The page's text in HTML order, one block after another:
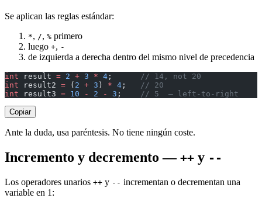
Se aplican las reglas estándar:
*, /, % primero
luego +, -
de izquierda a derecha dentro del mismo nivel de precedencia
int result = 2 + 3 * 4 ;
// 14, not 20
int result2 = ( 2 + 3 ) * 4 ;
// 20
int result3 = 10 - 2 - 3 ; // 5  — left-to-right
Copiar
Ante la duda, usa paréntesis. No tiene ningún coste.
Incremento y decremento — ++ y --
Los operadores unarios ++ y -- incrementan o decrementan una
variable en 1: